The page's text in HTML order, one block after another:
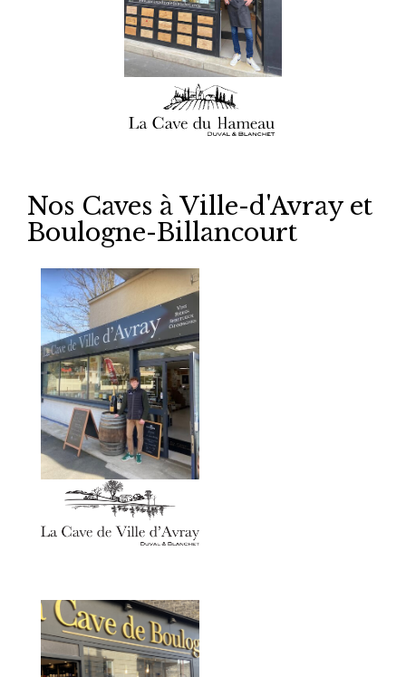
Nos Caves à Ville-d'Avray et
Boulogne-Billancourt